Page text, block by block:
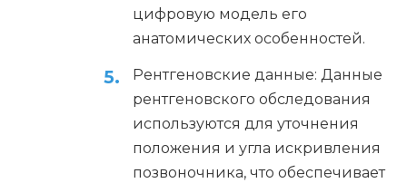
цифровую модель его
анатомических особенностей.
Рентгеновские данные: Данные
рентгеновского обследования
используются для уточнения
положения и угла искривления
позвоночника, что обеспечивает